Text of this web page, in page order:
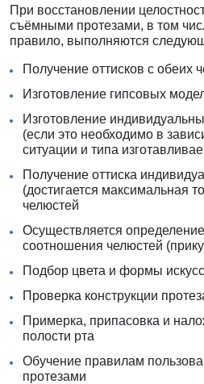
При восстановлении
съёмными протезами, в том
правило, выполняются
Получение оттисков с обеих
Изготовление гипсовых
Изготовление
(если это необходимо в
ситуации и типа
Получение оттиска
(достигается максимальная
челюстей
Осуществляется
соотношения челюстей
Подбор цвета и формы
Проверка конструкции
Примерка, припасовка и
полости рта
Обучение правилам
протезами